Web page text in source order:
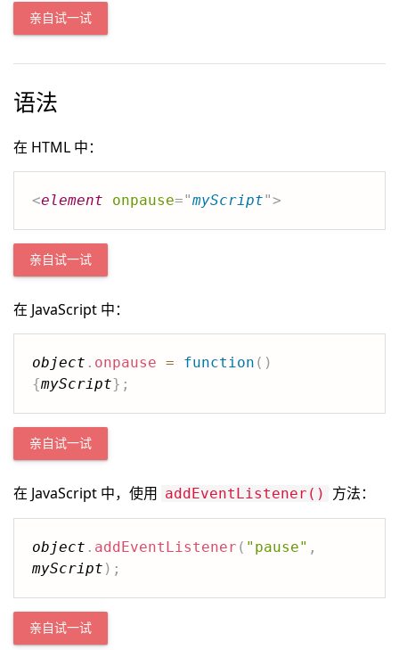
亲自试一试
语法
在 HTML 中：
<element onpause="myScript">
亲自试一试
在 JavaScript 中：
object . onpause = function ( )
{myScript} ;
亲自试一试
在 JavaScript 中，使用 addEventListener() 方法：
object . addEventListener ( "pause" ,
myScript ) ;
亲自试一试